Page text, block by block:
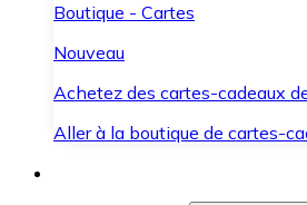
Boutique - Cartes
Nouveau
Achetez des cartes-cadeaux
Aller à la boutique de cartes-